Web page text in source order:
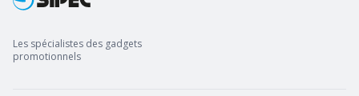
Les spécialistes des gadgets
promotionnels